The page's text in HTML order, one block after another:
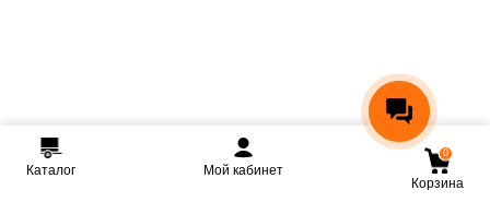
Каталог Мой кабинет
0
Корзина